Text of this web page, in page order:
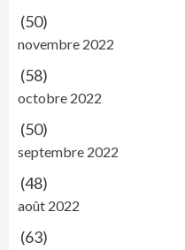
(50)
novembre 2022
(58)
octobre 2022
(50)
septembre 2022
(48)
août 2022
(63)